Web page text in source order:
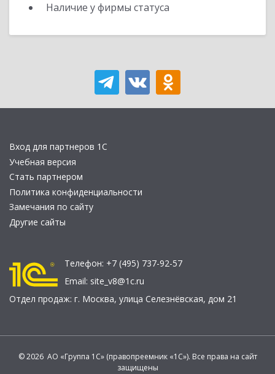
Наличие у фирмы статуса
Вход для партнеров 1С
Учебная версия
Стать партнером
Политика конфиденциальности
Замечания по сайту
Другие сайты
Телефон: +7 (495) 737-92-57
Email: site_v8@1c.ru
Отдел продаж: г. Москва, улица Селезнёвская, дом 21
© 2026 АО «Группа 1С» (правопреемник «1С»). Все права на сайт
защищены